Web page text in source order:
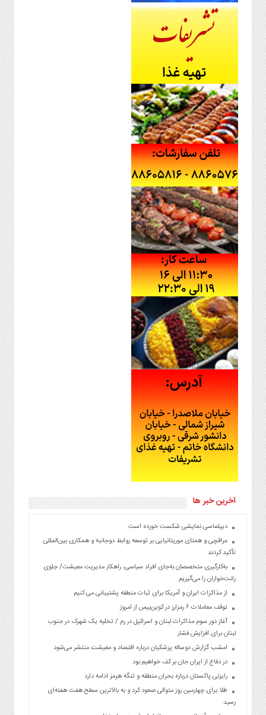
آخرین خبر ها
دیپلماسی نمایشی شکست خورده است
عراقچی و همتای موریتانیایی بر توسعه روابط دوجانبه و همکاری بین‌المللی
تأکید کردند
به‌کارگیری متخصصان به‌جای افراد سیاسی، راهکار مدیریت معیشت/ جلوی
رانت‌خواران را می‌گیریم
از مذاکرات ایران و آمریکا برای ثبات منطقه پشتیبانی می کنیم
توقف معاملات ۶ رمزارز در کوین‌بیس از امروز
آغاز دور سوم مذاکرات لبنان و اسرائیل در رم / تخلیه یک شهرک در جنوب
لبنان برای افزایش فشار
امشب گزارش دوساله پزشکیان درباره اقتصاد و معیشت منتشر می‌شود
در دفاع از ایران جان بر کف خواهیم بود
رایزنی پاکستان درباره بحران منطقه و تنگه هرمز ادامه دارد
طلا برای چهارمین روز متوالی صعود کرد و به بالاترین سطح هفت هفته‌ای
رسید